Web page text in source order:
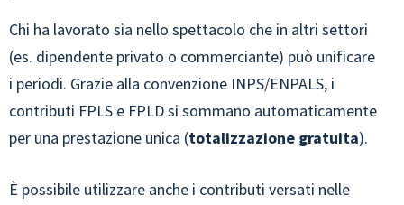
Chi ha lavorato sia nello spettacolo che in altri settori
(es. dipendente privato o commerciante) può unificare
i periodi. Grazie alla convenzione INPS/ENPALS, i
contributi FPLS e FPLD si sommano automaticamente
per una prestazione unica (totalizzazione gratuita).
È possibile utilizzare anche i contributi versati nelle